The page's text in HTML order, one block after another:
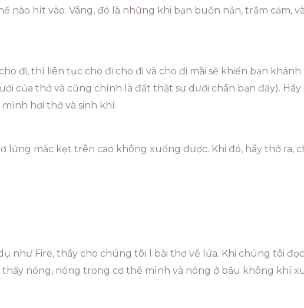
nào hít vào. Vâng, đó là những khi bạn buồn nản, trầm cảm,
đi, thì liên tục cho đi cho đi và cho đi mãi sẽ khiến bạn
của thở và cũng chính là đất thật sự dưới chân bạn đấy).
hơi thở và sinh khí.
lửng mắc kẹt trên cao không xuống được. Khi đó, hãy thở ra,
như Fire, thầy cho chúng tôi 1 bài thơ về lửa. Khi chúng tôi
nóng, nóng trong cơ thể mình và nóng ở bầu không khí